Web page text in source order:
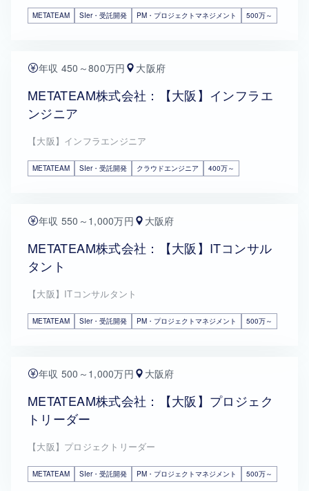
METATEAM SIer・受託開発 PM・プロジェクトマネジメント 500万～
年収 450～800万円 大阪府
METATEAM株式会社：【大阪】インフラエ
ンジニア
【大阪】インフラエンジニア
METATEAM SIer・受託開発 クラウドエンジニア 400万～
年収 550～1,000万円 大阪府
METATEAM株式会社：【大阪】ITコンサル
タント
【大阪】ITコンサルタント
METATEAM SIer・受託開発 PM・プロジェクトマネジメント 500万～
年収 500～1,000万円 大阪府
METATEAM株式会社：【大阪】プロジェク
トリーダー
【大阪】プロジェクトリーダー
METATEAM SIer・受託開発 PM・プロジェクトマネジメント 500万～